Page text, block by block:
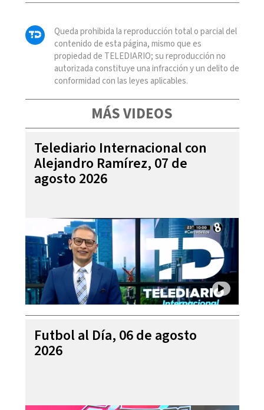
Queda prohibida la reproducción total o parcial del
contenido de esta página, mismo que es
propiedad de TELEDIARIO; su reproducción no
autorizada constituye una infracción y un delito de
conformidad con las leyes aplicables.
MÁS VIDEOS
Telediario Internacional con
Alejandro Ramírez, 07 de
agosto 2026
Futbol al Día, 06 de agosto
2026